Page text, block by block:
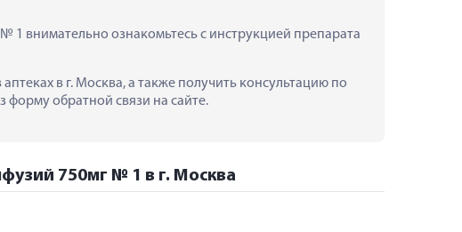
внимательно ознакомьтесь с инструкцией препарата
в г. Москва, а также получить консультацию по
обратной связи на сайте.
750мг № 1 в г. Москва